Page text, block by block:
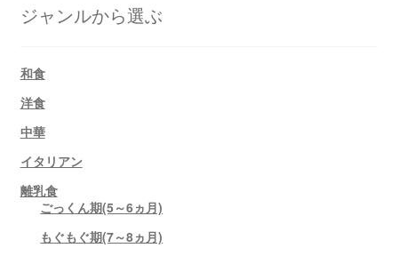
ジャンルから選ぶ
和食
洋食
中華
イタリアン
離乳食
ごっくん期(5～6ヵ月)
もぐもぐ期(7～8ヵ月)